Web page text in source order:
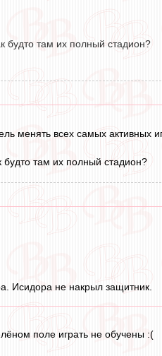
будто там их полный стадион?
менять всех самых активных
там их полный стадион?
Исидора не накрыл защитник.
поле играть не обучены :(